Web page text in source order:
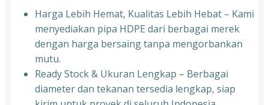
Harga Lebih Hemat, Kualitas Lebih Hebat – Kami
menyediakan pipa HDPE dari berbagai merek
dengan harga bersaing tanpa mengorbankan
mutu.
Ready Stock & Ukuran Lengkap – Berbagai
diameter dan tekanan tersedia lengkap, siap